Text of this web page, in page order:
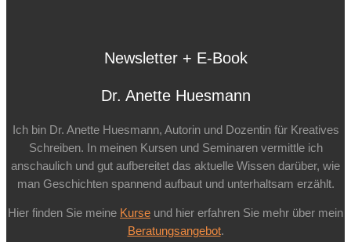
Newsletter + E-Book
Dr. Anette Huesmann
Ich bin Dr. Anette Huesmann, Autorin und Dozentin für Kreatives
Schreiben. In meinen Kursen und Seminaren vermittle ich
anschaulich und gut aufbereitet das aktuelle Wissen darüber, wie
man Geschichten spannend aufbaut und unterhaltsam erzählt.
Hier finden Sie meine Kurse und hier erfahren Sie mehr über mein
Beratungsangebot.